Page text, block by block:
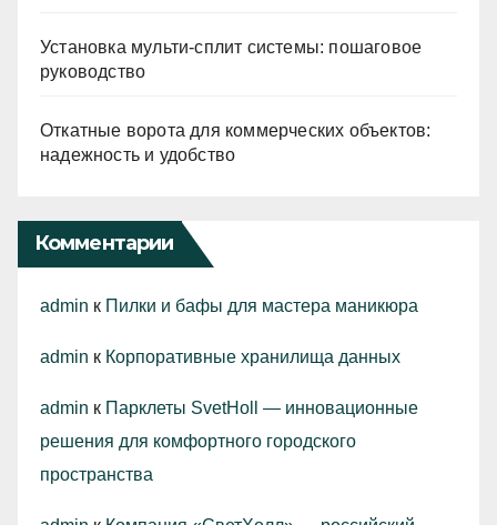
Установка мульти-сплит системы: пошаговое
руководство
Откатные ворота для коммерческих объектов:
надежность и удобство
Комментарии
admin к Пилки и бафы для мастера маникюра
admin к Корпоративные хранилища данных
admin к Парклеты SvetHoll — инновационные
решения для комфортного городского
пространства